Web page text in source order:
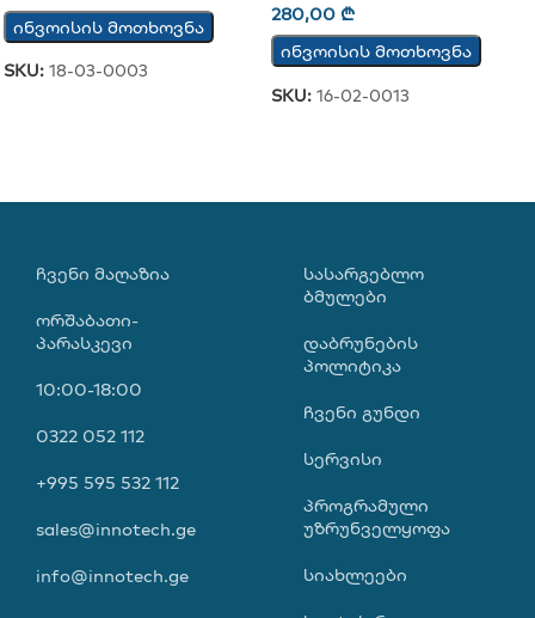
ინვოისის მოთხოვნა
SKU: 18-03-0003
280,00 ₾
ინვოისის მოთხოვნა
SKU: 16-02-0013
ᲩᲕᲔᲜᲘ ᲛᲐᲦᲐᲖᲘᲐ
ორშაბათი-
პარასკევი
10:00-18:00
0322 052 112
+995 595 532 112
sales@innotech.ge
info@innotech.ge
ᲡᲐᲡᲐᲠᲒᲔᲑᲚᲝ
ᲑᲛᲣᲚᲔᲑᲘ
დაბრუნების
პოლიტიკა
ჩვენი გუნდი
სერვისი
პროგრამული
უზრუნველყოფა
სიახლეები